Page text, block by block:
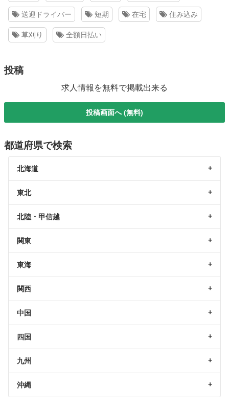
送迎ドライバー 短期 在宅 住み込み
草刈り 全額日払い
投稿
求人情報を無料で掲載出来る
投稿画面へ (無料)
都道府県で検索
北海道
東北
北陸・甲信越
関東
東海
関西
中国
四国
九州
沖縄